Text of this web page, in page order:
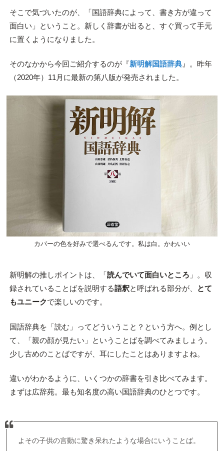
そこで気づいたのが、「国語辞典によって、書き方が違って
面白い」ということ。新しく辞書が出ると、すぐ買って手元
に置くようになりました。
そのなかから今回ご紹介するのが『新明解国語辞典』。昨年
（2020年）11月に最新の第八版が発売されました。
カバーの色を好みで選べるんです。私は白。かわいい
新明解の推しポイントは、「読んでいて面白いところ 」。収
録されていることばを説明する語釈と呼ばれる部分が、
とて
もユニークで楽しいのです。
国語辞典を「読む」ってどういうこと？という方へ。例とし
て、「親の顔が見たい」ということばを調べてみましょう。
少し古めのことばですが、耳にしたことはありますよね。
違いがわかるように、いくつかの辞書を引き比べてみます。
まずは広辞苑。最も知名度の高い国語辞典のひとつです。
よその子供の言動に驚き呆れたような場合にいうことば。